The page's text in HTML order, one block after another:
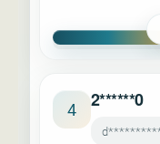
4 2******0